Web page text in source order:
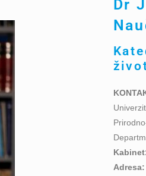
Dr
Adresa: